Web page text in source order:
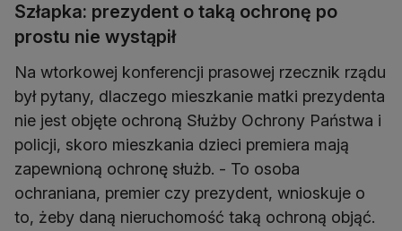
Szłapka: prezydent o taką ochronę po
prostu nie wystąpił
Na wtorkowej konferencji prasowej rzecznik rządu
był pytany, dlaczego mieszkanie matki prezydenta
nie jest objęte ochroną Służby Ochrony Państwa i
policji, skoro mieszkania dzieci premiera mają
zapewnioną ochronę służb. - To osoba
ochraniana, premier czy prezydent, wnioskuje o
to, żeby daną nieruchomość taką ochroną objąć.